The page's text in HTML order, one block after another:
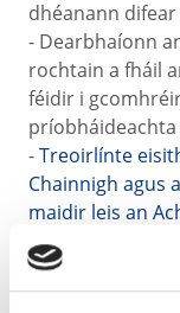
dhéanann
- Dearbhaíonn
rochtain a fháil
féidir i
-Treoirlínte
Chainnigh agus
maidir leis an
PDF)
Breis
Shaoráil